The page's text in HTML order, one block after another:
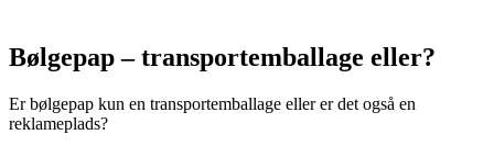
Bølgepap – transportemballage eller?
Er bølgepap kun en transportemballage eller er det også en
reklameplads?